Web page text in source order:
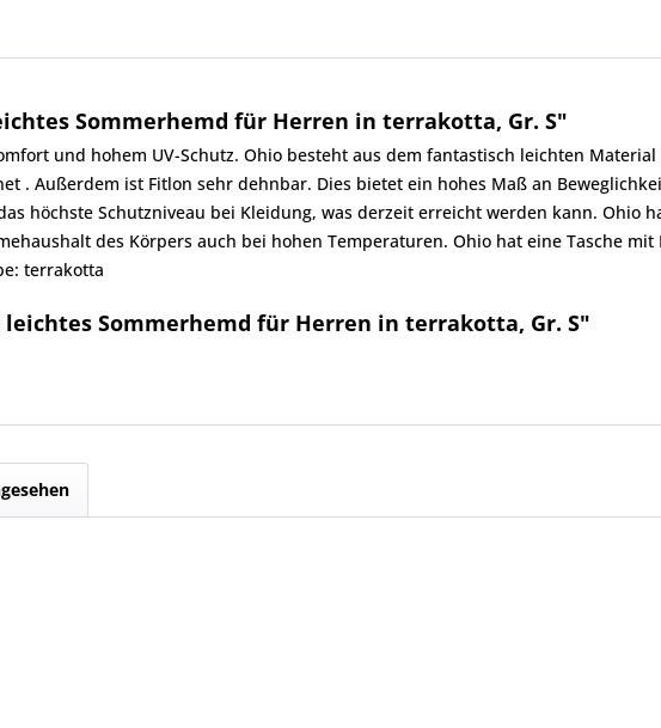
Sommerhemd für Herren in terrakotta, Gr. S"
und hohem UV-Schutz. Ohio besteht aus dem fantastisch leichten
. Außerdem ist Fitlon sehr dehnbar. Dies bietet ein hohes Maß an
höchste Schutzniveau bei Kleidung, was derzeit erreicht werden kann. Ohio
des Körpers auch bei hohen Temperaturen. Ohio hat eine Tasche mit
terrakotta
Sommerhemd für Herren in terrakotta, Gr. S"